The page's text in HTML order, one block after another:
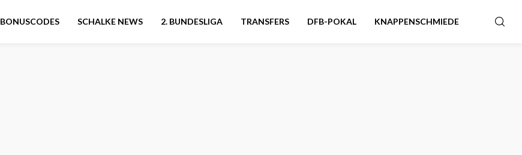
BONUSCODES SCHALKE NEWS 2. BUNDESLIGA TRANSFERS DFB-POKAL KNAPPENSCHMIEDE